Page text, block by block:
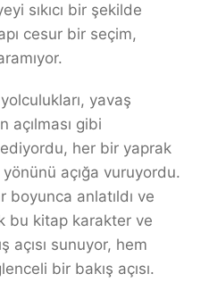
sıkıcı bir şekilde
cesur bir seçim,
yavaş
açılması gibi
her bir yaprak
açığa vuruyordu.
boyunca anlatıldı ve
bu kitap karakter ve
açısı sunuyor, hem
bir bakış açısı.